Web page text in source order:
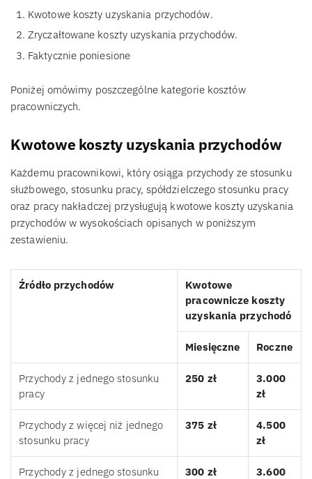
Kwotowe koszty uzyskania przychodów.
Zryczałtowane koszty uzyskania przychodów.
Faktycznie poniesione
Poniżej omówimy poszczególne kategorie kosztów
pracowniczych.
Kwotowe koszty uzyskania przychodów
Każdemu pracownikowi, który osiąga przychody ze stosunku
służbowego, stosunku pracy, spółdzielczego stosunku pracy
oraz pracy nakładczej przysługują kwotowe koszty uzyskania
przychodów w wysokościach opisanych w poniższym
zestawieniu.
Źródło przychodów
Kwotowe
pracownicze koszty
uzyskania przychodó
Miesięczne Roczne
Przychody z jednego stosunku
pracy
250 zł
3.000
zł
Przychody z więcej niż jednego
stosunku pracy
375 zł
4.500
zł
Przychody z jednego stosunku
300 zł
3.600